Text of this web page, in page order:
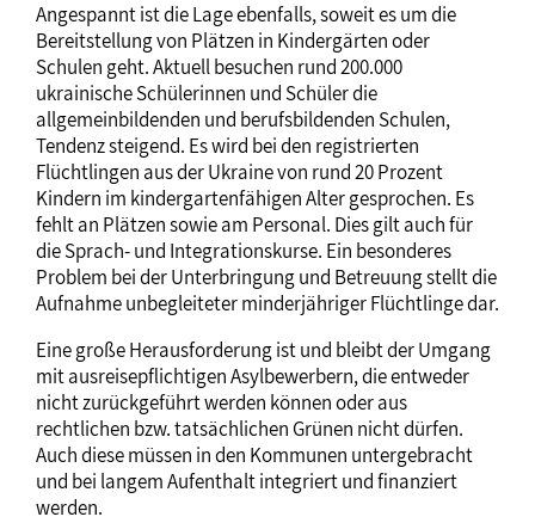
Angespannt ist die Lage ebenfalls, soweit es um die
Bereitstellung von Plätzen in Kindergärten oder
Schulen geht. Aktuell besuchen rund 200.000
ukrainische Schülerinnen und Schüler die
allgemeinbildenden und berufsbildenden Schulen,
Tendenz steigend. Es wird bei den registrierten
Flüchtlingen aus der Ukraine von rund 20 Prozent
Kindern im kindergartenfähigen Alter gesprochen. Es
fehlt an Plätzen sowie am Personal. Dies gilt auch für
die Sprach- und Integrationskurse. Ein besonderes
Problem bei der Unterbringung und Betreuung stellt die
Aufnahme unbegleiteter minderjähriger Flüchtlinge dar.
Eine große Herausforderung ist und bleibt der Umgang
mit ausreisepflichtigen Asylbewerbern, die entweder
nicht zurückgeführt werden können oder aus
rechtlichen bzw. tatsächlichen Grünen nicht dürfen.
Auch diese müssen in den Kommunen untergebracht
und bei langem Aufenthalt integriert und finanziert
werden.